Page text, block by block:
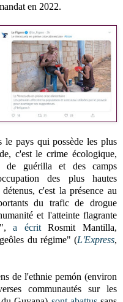
en 2022.
pays qui possède les plus
c'est le crime écologique,
de guérilla et des camps
des plus hautes
c'est la présence au
du trafic de drogue
et l'atteinte flagrante
a écritRosmit Mantilla,
du régime" (L'Express,
de l'ethnie pemón (environ
communautés sur les